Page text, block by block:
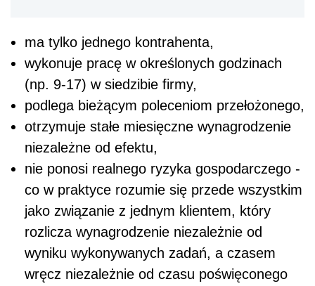
ma tylko jednego kontrahenta,
wykonuje pracę w określonych godzinach
(np. 9-17) w siedzibie firmy,
podlega bieżącym poleceniom przełożonego,
otrzymuje stałe miesięczne wynagrodzenie
niezależne od efektu,
nie ponosi realnego ryzyka gospodarczego -
co w praktyce rozumie się przede wszystkim
jako związanie z jednym klientem, który
rozlicza wynagrodzenie niezależnie od
wyniku wykonywanych zadań, a czasem
wręcz niezależnie od czasu poświęconego